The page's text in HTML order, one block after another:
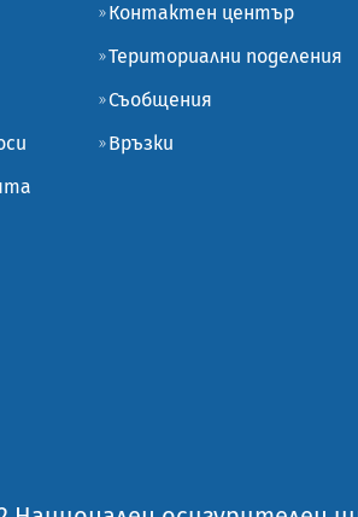
Контактен център
Териториални поделения
Съобщения
Връзки